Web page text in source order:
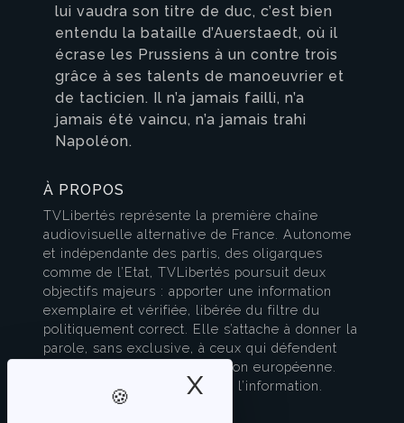
X Masquer le
lui vaudra son titre de duc, c’est bien
entendu la bataille d’Auerstaedt, où il
écrase les Prussiens à un contre trois
grâce à ses talents de manoeuvrier et
de tacticien. Il n’a jamais failli, n’a
jamais été vaincu, n’a jamais trahi
Napoléon.
À PROPOS
TVLibertés représente la première chaîne
audiovisuelle alternative de France. Autonome
et indépendante des partis, des oligarques
comme de l’Etat, TVLibertés poursuit deux
objectifs majeurs : apporter une information
exemplaire et vérifiée, libérée du filtre du
politiquement correct. Elle s’attache à donner la
parole, sans exclusive, à ceux qui défendent
l’esprit français et la civilisation européenne.
TVLibertés est à la pointe de l’information.